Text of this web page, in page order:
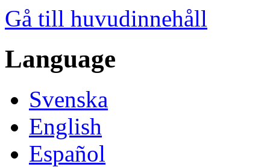
Gå till huvudinnehåll
Language
Svenska
English
Español